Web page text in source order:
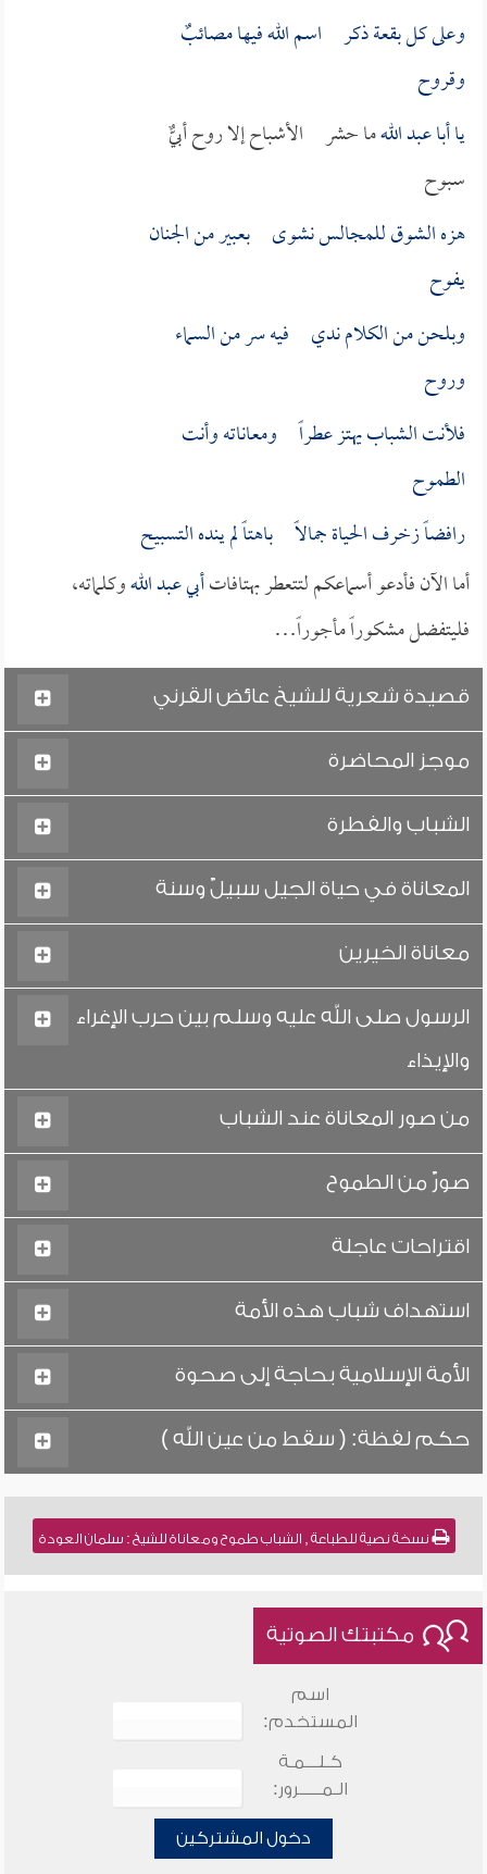
وعلى كل بقعة ذكر اسم الله فيها مصائبٌ
وقروح
ياأبا عبد اللهما حشر الأشباح إلا روح أبيٌّ
سبوح
هزه الشوق للمجالس نشوى بعبير من الجنان
يفوح
وبلحن من الكلام ندي فيه سر من السماء
وروح
فلأنت الشباب يهتز عطراً ومعاناته وأنت
الطموح
رافضاً زخرف الحياة جمالاً باهتاً لم ينده التسبيح
أما الآن فأدعو أسماعكم لتتعطر بهتافاتأبي عبد اللهوكلماته،
فليتفضل مشكوراً مأجوراً…
قصيدة شعرية للشيخ عائض القرني
موجز المحاضرة
الشباب والفطرة
المعاناة في حياة الجيل سبيلٌ وسنة
معاناة الخيرين
الرسول صلى الله عليه وسلم بين حرب الإغراء
والإيذاء
من صور المعاناة عند الشباب
صورٌ من الطموح
اقتراحات عاجلة
استهداف شباب هذه الأمة
الأمة الإسلامية بحاجة إلى صحوة
حكم لفظة: ( سقط من عين الله )
نسخة نصية للطباعة , الشباب طموح ومعاناة للشيخ : سلمان العودة
مكتبتك الصوتية
اسم
المستخدم:
كـلـــمـة
الـمـــــرور:
دخول المشتركين